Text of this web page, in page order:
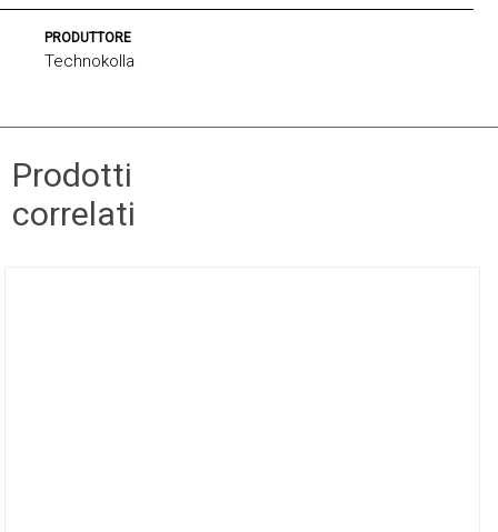
PRODUTTORE
Technokolla
Prodotti
correlati